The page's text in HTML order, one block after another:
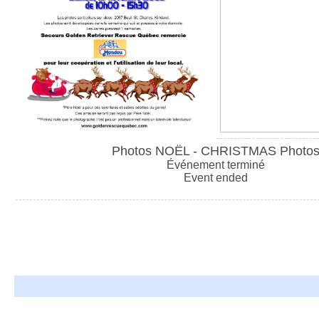
Photos NOËL - CHRISTMAS Photos
Événement terminé
Event ended